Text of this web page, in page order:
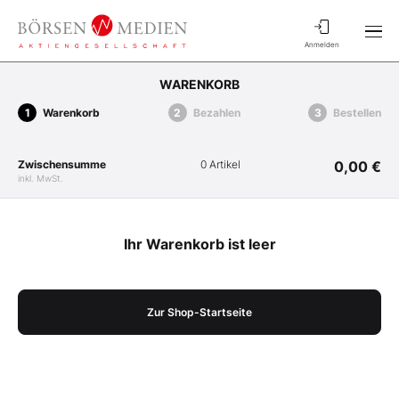
Anmelden
WARENKORB
Warenkorb Bezahlen Bestellen
Zwischensumme
inkl. MwSt.
0 Artikel 0,00 €
Ihr Warenkorb ist leer
Zur Shop-Startseite